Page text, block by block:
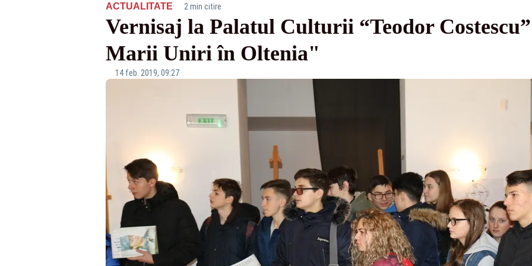
ACTUALITATE· 2 min citire
Vernisaj la Palatul Culturii “Teodor
Marii Uniri în Oltenia"
14 feb. 2019, 09:27